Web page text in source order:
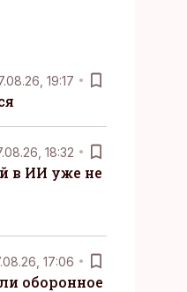
19:17
18:32
в ИИ уже не
17:06
оборонное